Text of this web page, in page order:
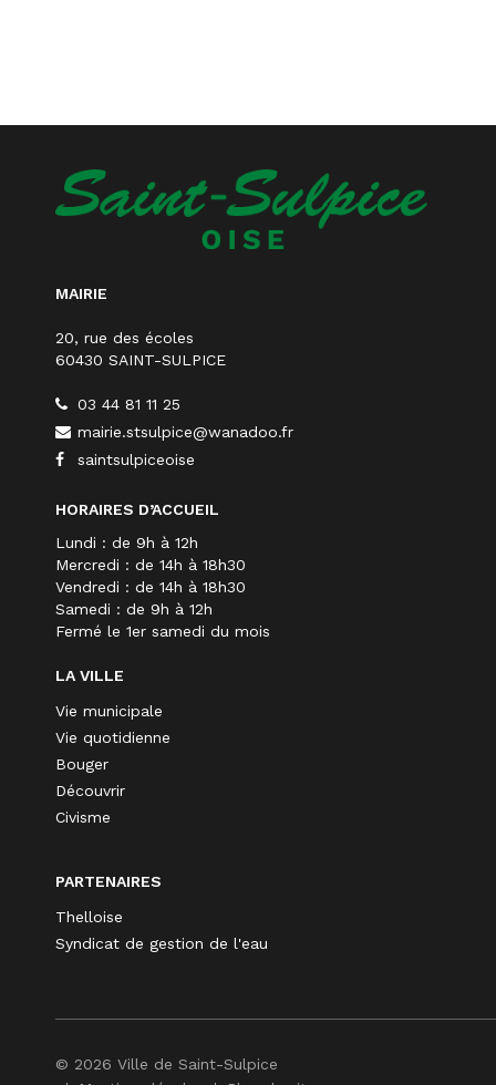
MAIRIE
20, rue des écoles
60430 SAINT-SULPICE
03 44 81 11 25
mairie.stsulpice@wanadoo.fr
saintsulpiceoise
HORAIRES D’ACCUEIL
Lundi : de 9h à 12h
Mercredi : de 14h à 18h30
Vendredi : de 14h à 18h30
Samedi : de 9h à 12h
Fermé le 1er samedi du mois
LA VILLE
Vie municipale
Vie quotidienne
Bouger
Découvrir
Civisme
PARTENAIRES
Thelloise
Syndicat de gestion de l'eau
© 2026 Ville de Saint-Sulpice